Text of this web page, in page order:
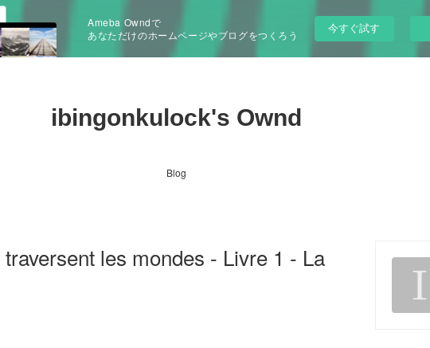
Ameba Owndで
あなただけのホームページやブログをつくろう
今すぐ試す
ibingonkulock's Ownd
Blog
les mondes - Livre 1 - La